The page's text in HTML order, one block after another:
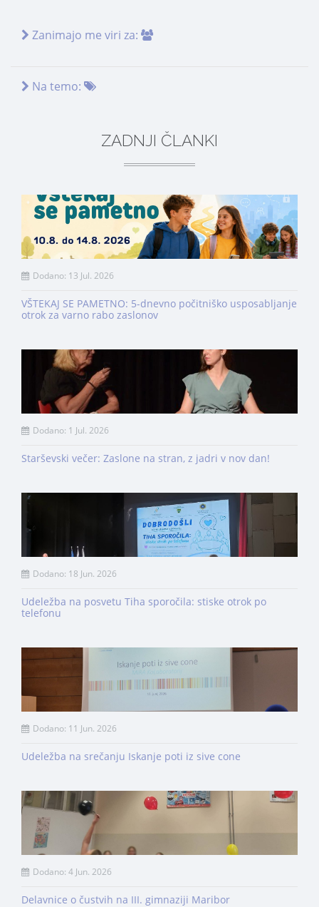
Zanimajo me viri za:
Na temo:
ZADNJI ČLANKI
Dodano: 13 Jul. 2026
VŠTEKAJ SE PAMETNO: 5-dnevno počitniško usposabljanje
otrok za varno rabo zaslonov
Dodano: 1 Jul. 2026
Starševski večer: Zaslone na stran, z jadri v nov dan!
Dodano: 18 Jun. 2026
Udeležba na posvetu Tiha sporočila: stiske otrok po
telefonu
Dodano: 11 Jun. 2026
Udeležba na srečanju Iskanje poti iz sive cone
Dodano: 4 Jun. 2026
Delavnice o čustvih na III. gimnaziji Maribor